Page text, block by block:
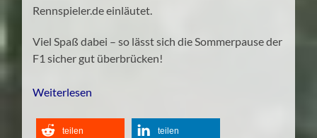
Rennspieler.de einläutet.
Viel Spaß dabei – so lässt sich die Sommerpause der
F1 sicher gut überbrücken!
Weiterlesen
teilen teilen